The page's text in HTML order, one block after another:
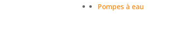
Pompes à eau